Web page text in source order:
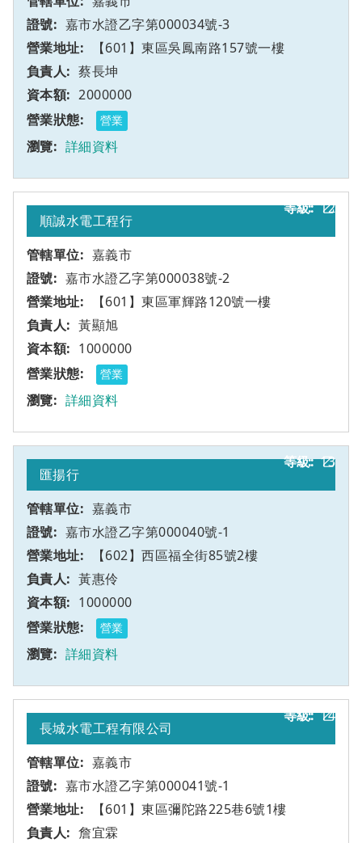
嘉市水證乙字第000034號-3
【601】東區吳鳳南路157號一樓
蔡長坤
2000000
營業
詳細資料
12
順誠水電工程行
嘉義市
嘉市水證乙字第000038號-2
【601】東區軍輝路120號一樓
乙
黃顯旭
1000000
營業
詳細資料
13
匯揚行
嘉義市
嘉市水證乙字第000040號-1
【602】西區福全街85號2樓
乙
黃惠伶
1000000
營業
詳細資料
14
長城水電工程有限公司
嘉義市
嘉市水證乙字第000041號-1
【601】東區彌陀路225巷6號1樓
乙
詹宜霖